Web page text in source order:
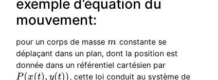
exemple d’équation du
mouvement:
pour un corps de massem
m constante se
déplaçant dans un plan, dont la position est
donnée dans un référentiel cartésien par
P(x(t), y(t))
P(x(t),y(t))
, cette loi conduit au système de